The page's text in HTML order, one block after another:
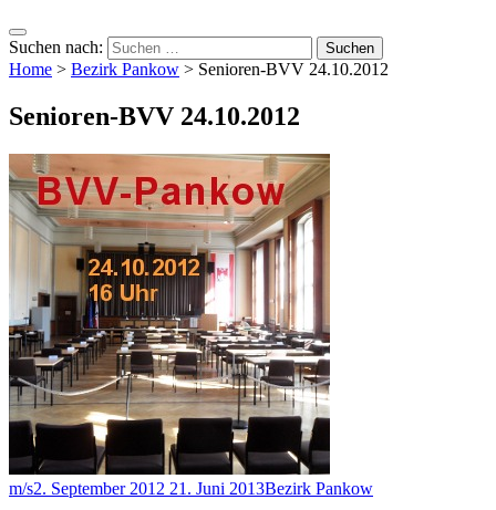
Suchen nach:
Home > Bezirk Pankow > Senioren-BVV 24.10.2012
Senioren-BVV 24.10.2012
m/s2. September 2012 21. Juni 2013Bezirk Pankow